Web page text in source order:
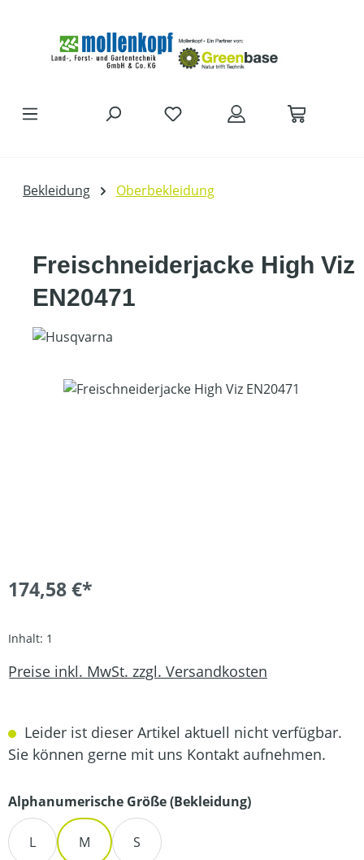
Bekleidung Oberbekleidung
Freischneiderjacke High Viz
EN20471
Bildergalerie überspringen
174,58 €*
Inhalt: 1
Preise inkl. MwSt. zzgl. Versandkosten
Leider ist dieser Artikel aktuell nicht verfügbar.
Sie können gerne mit uns Kontakt aufnehmen.
Alphanumerische Größe (Bekleidung)auswählen
L M S